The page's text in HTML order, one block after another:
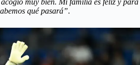
muy bien. Mi familia es feliz y para
qué pasará”.